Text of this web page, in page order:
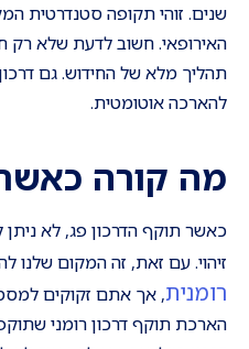
שנים. זוהי תקופה סטנדרטית
האירופאי. חשוב לדעת שלא רק
תהליך מלא של החידוש. גם
להארכה אוטומטית.
מה קורה
כאשר תוקף הדרכון פג, לא
זיהוי. עם זאת, זה המקום שלנו
רומנית, אך אתם זקוקים
הארכת תוקף דרכון רומני